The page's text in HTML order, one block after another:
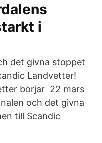
i
det givna stoppet
Landvetter!
börjar​ 22 mars
och det givna
till Scandic